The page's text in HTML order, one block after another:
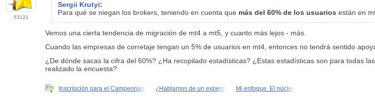
53121
Sergii Krutyi:
Para qué se niegan los brokers, teniendo en cuenta que más del 60% de los usuarios están en
Vemos una cierta tendencia de migración de mt4 a mt5, y cuanto más lejos - más.
Cuando las empresas de corretaje tengan un 5% de usuarios en mt4, entonces no tendrá sentido
¿De dónde sacas la cifra del 60%? ¿Ha recopilado estadísticas? ¿Estas estadísticas son para todas
realizado la encuesta?
Inscripción para el Campeonato ¿Hablamos de un experto Mi enfoque. El núcleo